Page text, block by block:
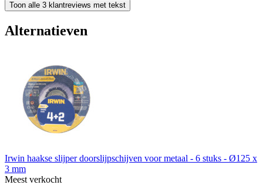
Toon alle 3 klantreviews met tekst
Alternatieven
Irwin haakse slijper doorslijpschijven voor metaal - 6 stuks - Ø125 x
3 mm
Meest verkocht